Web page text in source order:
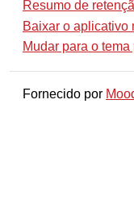
Resumo de
Baixar o aplicativo
Mudar para o tema
Fornecido por